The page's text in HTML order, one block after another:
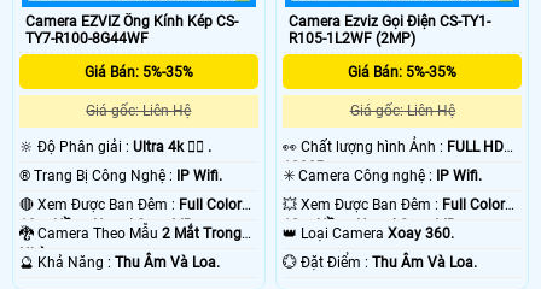
Camera EZVIZ Ống Kính Kép CS-
TY7-R100-8G44WF
Giá Bán: 5%-35%
Giá gốc: Liên Hệ
🔆 Độ Phân giải : Ultra 4k 👍🏾 .
®️ Trang Bị Công Nghệ :
IP Wifi.
🔴 Xem Được Ban Đêm : Full Color
10m Hồng Ngoại Smart IR.
🐉️ Camera Theo Mẫu 2 Mắt Trong
Nhà.
️🔮 Khả Năng : Thu Âm Và Loa.
Camera Ezviz Gọi Điện CS-TY1-
R105-1L2WF (2MP)
Giá Bán: 5%-35%
Giá gốc: Liên Hệ
️👀 Chất lượng hình Ảnh : FULL HD
1080P .
✳️ Camera Công nghệ :
IP Wifi.
💥 Xem Được Ban Đêm : Full Color
10m Hồng Ngoại Smart IR.
👑 Loại CameraXoay 360.
️💮 Đặt Điểm :Thu Âm Và Loa.